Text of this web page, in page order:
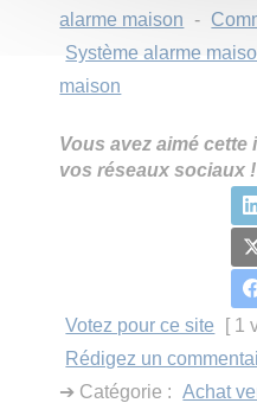
alarme maison -
Système alarme
maison
Vous avez aimé cette
vos réseaux sociaux !
Votez pour ce site [ 1
Rédigez un
➔ Catégorie :
Achat